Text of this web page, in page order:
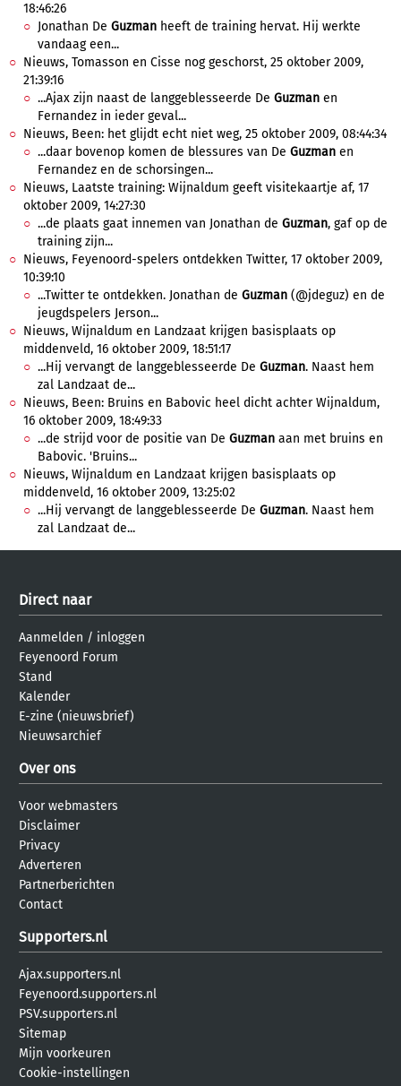
18:46:26
Jonathan De Guzman heeft de training hervat. Hij werkte
vandaag een...
Nieuws, Tomasson en Cisse nog geschorst, 25 oktober 2009,
21:39:16
...Ajax zijn naast de langgeblesseerde De Guzman en
Fernandez in ieder geval...
Nieuws, Been: het glijdt echt niet weg, 25 oktober 2009, 08:44:34
...daar bovenop komen de blessures van De Guzman en
Fernandez en de schorsingen...
Nieuws, Laatste training: Wijnaldum geeft visitekaartje af, 17
oktober 2009, 14:27:30
...de plaats gaat innemen van Jonathan de Guzman, gaf op de
training zijn...
Nieuws, Feyenoord-spelers ontdekken Twitter, 17 oktober 2009,
10:39:10
...Twitter te ontdekken. Jonathan de Guzman (@jdeguz) en de
jeugdspelers Jerson...
Nieuws, Wijnaldum en Landzaat krijgen basisplaats op
middenveld, 16 oktober 2009, 18:51:17
...Hij vervangt de langgeblesseerde De Guzman. Naast hem
zal Landzaat de...
Nieuws, Been: Bruins en Babovic heel dicht achter Wijnaldum,
16 oktober 2009, 18:49:33
...de strijd voor de positie van De Guzman aan met bruins en
Babovic. 'Bruins...
Nieuws, Wijnaldum en Landzaat krijgen basisplaats op
middenveld, 16 oktober 2009, 13:25:02
...Hij vervangt de langgeblesseerde De Guzman. Naast hem
zal Landzaat de...
Direct naar
Aanmelden / inloggen
Feyenoord Forum
Stand
Kalender
E-zine (nieuwsbrief)
Nieuwsarchief
Over ons
Voor webmasters
Disclaimer
Privacy
Adverteren
Partnerberichten
Contact
Supporters.nl
Ajax.supporters.nl
Feyenoord.supporters.nl
PSV.supporters.nl
Sitemap
Mijn voorkeuren
Cookie-instellingen